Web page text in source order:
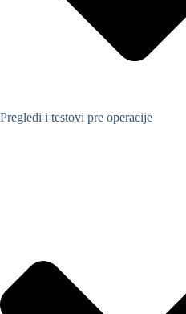
Pregledi i testovi pre operacije